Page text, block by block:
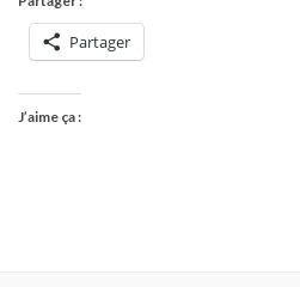
Partager
J’aime ça :